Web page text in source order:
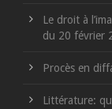
Le droit à
du 20 février
Procès en
Littérature: